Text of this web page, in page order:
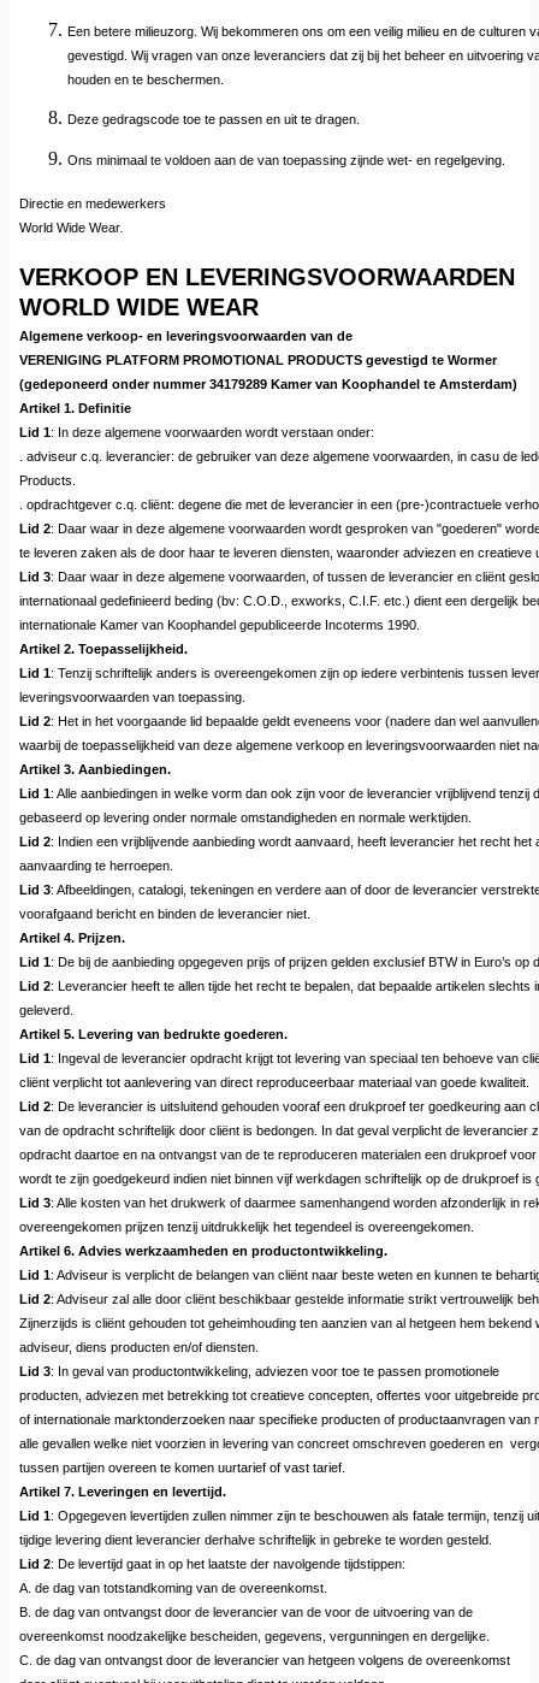
Een betere milieuzorg. Wij bekommeren ons om een veilig milieu en de culturen
gevestigd. Wij vragen van onze leveranciers dat zij bij het beheer en uitvoering
houden en te beschermen.
Deze gedragscode toe te passen en uit te dragen.
Ons minimaal te voldoen aan de van toepassing zijnde wet- en regelgeving.
Directie en medewerkers
World Wide Wear
VERKOOP EN LEVERINGSVOORWAARDEN
WORLD WIDE WEAR
Algemene verkoop- en leveringsvoorwaarden van de
VERENIGING PLATFORM PROMOTIONAL PRODUCTS gevestigd te Wormer
(gedeponeerd onder nummer 34179289 Kamer van Koophandel te Amsterdam)
Artikel 1. Definitie
Lid 1: In deze algemene voorwaarden wordt verstaan onder:
. adviseur c.q. leverancier: de gebruiker van deze algemene voorwaarden, in casu de
Products.
. opdrachtgever c.q. cliënt: degene die met de leverancier in een (pre-)contractuele
Lid 2: Daar waar in deze algemene voorwaarden wordt gesproken van "goederen"
te leveren zaken als de door haar te leveren diensten, waaronder adviezen en creatieve
Lid 3: Daar waar in deze algemene voorwaarden, of tussen de leverancier en cliënt
internationaal gedefinieerd beding (bv: C.O.D., exworks, C.I.F. etc.) dient een dergelijk
internationale Kamer van Koophandel gepubliceerde Incoterms 1990.
Artikel 2. Toepasselijkheid.
Lid 1: Tenzij schriftelijk anders is overeengekomen zijn op iedere verbintenis tussen
leveringsvoorwaarden van toepassing.
Lid 2: Het in het voorgaande lid bepaalde geldt eveneens voor (nadere dan wel
waarbij de toepasselijkheid van deze algemene verkoop en leveringsvoorwaarden niet
Artikel 3. Aanbiedingen.
Lid 1: Alle aanbiedingen in welke vorm dan ook zijn voor de leverancier vrijblijvend
gebaseerd op levering onder normale omstandigheden en normale werktijden.
Lid 2: Indien een vrijblijvende aanbieding wordt aanvaard, heeft leverancier het recht
aanvaarding te herroepen.
Lid 3: Afbeeldingen, catalogi, tekeningen en verdere aan of door de leverancier
voorafgaand bericht en binden de leverancier niet.
Artikel 4. Prijzen.
Lid 1: De bij de aanbieding opgegeven prijs of prijzen gelden exclusief BTW in Euro’s
Lid 2: Leverancier heeft te allen tijde het recht te bepalen, dat bepaalde artikelen slechts
geleverd.
Artikel 5. Levering van bedrukte goederen.
Lid 1: Ingeval de leverancier opdracht krijgt tot levering van speciaal ten behoeve van
cliënt verplicht tot aanlevering van direct reproduceerbaar materiaal van goede kwaliteit.
Lid 2: De leverancier is uitsluitend gehouden vooraf een drukproef ter goedkeuring aan
van de opdracht schriftelijk door cliënt is bedongen. In dat geval verplicht de leverancier
opdracht daartoe en na ontvangst van de te reproduceren materialen een drukproef
wordt te zijn goedgekeurd indien niet binnen vijf werkdagen schriftelijk op de drukproef is
Lid 3: Alle kosten van het drukwerk of daarmee samenhangend worden afzonderlijk in
overeengekomen prijzen tenzij uitdrukkelijk het tegendeel is overeengekomen.
Artikel 6. Advies werkzaamheden en productontwikkeling.
Lid 1: Adviseur is verplicht de belangen van cliënt naar beste weten en kunnen te
Lid 2: Adviseur zal alle door cliënt beschikbaar gestelde informatie strikt vertrouwelijk
Zijnerzijds is cliënt gehouden tot geheimhouding ten aanzien van al hetgeen hem
adviseur, diens producten en/of diensten.
Lid 3: In geval van productontwikkeling, adviezen voor toe te passen promotionele
producten, adviezen met betrekking tot creatieve concepten, offertes voor uitgebreide
of internationale marktonderzoeken naar specifieke producten of productaanvragen
alle gevallen welke niet voorzien in levering van concreet omschreven goederen en
tussen partijen overeen te komen uurtarief of vast tarief.
Artikel 7. Leveringen en levertijd.
Lid 1: Opgegeven levertijden zullen nimmer zijn te beschouwen als fatale termijn, tenzij
tijdige levering dient leverancier derhalve schriftelijk in gebreke te worden gesteld.
Lid 2: De levertijd gaat in op het laatste der navolgende tijdstippen:
A. de dag van totstandkoming van de overeenkomst.
B. de dag van ontvangst door de leverancier van de voor de uitvoering van de
overeenkomst noodzakelijke bescheiden, gegevens, vergunningen en dergelijke.
C. de dag van ontvangst door de leverancier van hetgeen volgens de overeenkomst